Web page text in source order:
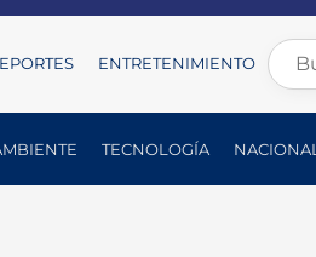
ENTRETENIMIENTO
TECNOLOGÍA NACIONAL